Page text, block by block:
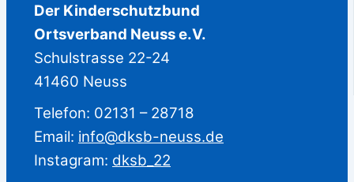
Der Kinderschutzbund
Ortsverband Neuss e.V.
Schulstrasse 22-24
41460 Neuss
Telefon: 02131 – 28718
Email: info@dksb-neuss.de
Instagram: dksb_22